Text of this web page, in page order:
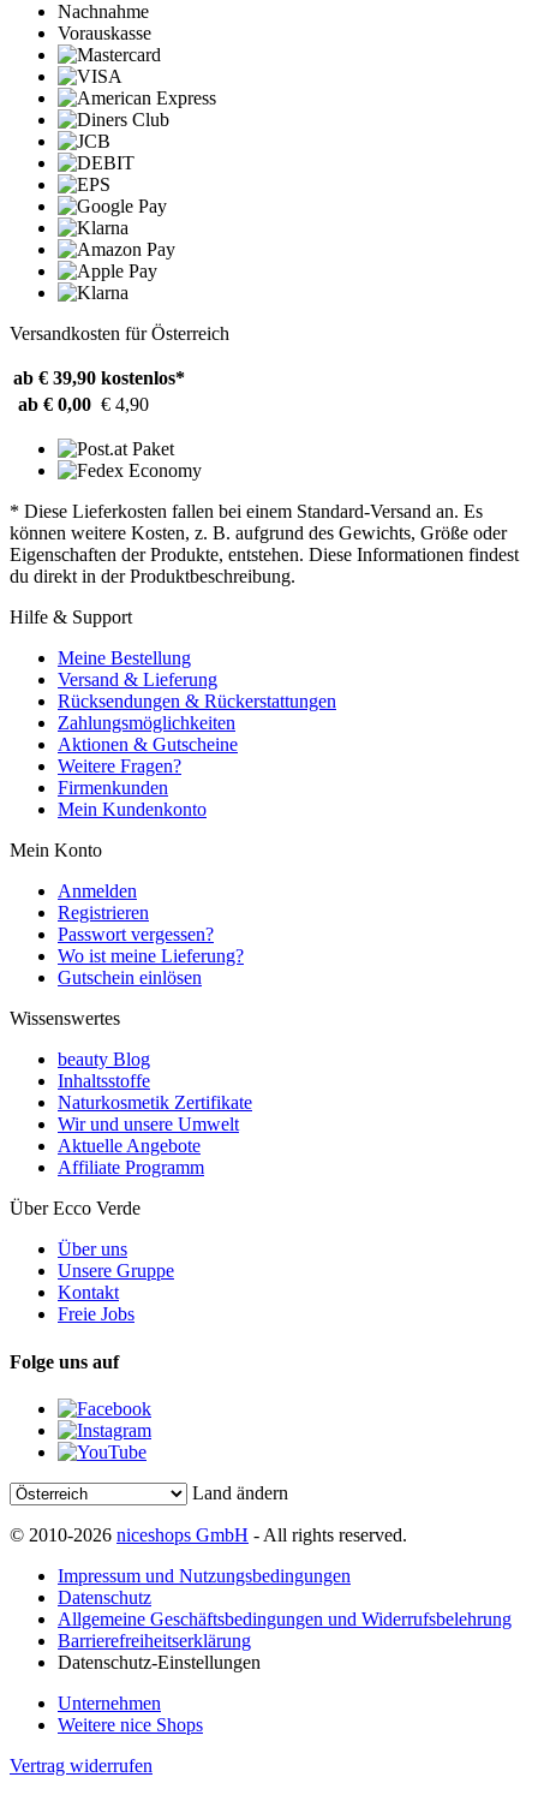
Nachnahme
Vorauskasse
Versandkosten für Österreich
ab € 39,90 kostenlos*
ab € 0,00 € 4,90
* Diese Lieferkosten fallen bei einem Standard-Versand an. Es
können weitere Kosten, z. B. aufgrund des Gewichts, Größe oder
Eigenschaften der Produkte, entstehen. Diese Informationen findest
du direkt in der Produktbeschreibung.
Hilfe & Support
Meine Bestellung
Versand & Lieferung
Rücksendungen & Rückerstattungen
Zahlungsmöglichkeiten
Aktionen & Gutscheine
Weitere Fragen?
Firmenkunden
Mein Kundenkonto
Mein Konto
Anmelden
Registrieren
Passwort vergessen?
Wo ist meine Lieferung?
Gutschein einlösen
Wissenswertes
beauty Blog
Inhaltsstoffe
Naturkosmetik Zertifikate
Wir und unsere Umwelt
Aktuelle Angebote
Affiliate Programm
Über Ecco Verde
Über uns
Unsere Gruppe
Kontakt
Freie Jobs
Folge uns auf
Land ändern
© 2010-2026 niceshops GmbH - All rights reserved.
Impressum und Nutzungsbedingungen
Datenschutz
Allgemeine Geschäftsbedingungen und Widerrufsbelehrung
Barrierefreiheitserklärung
Datenschutz-Einstellungen
Unternehmen
Weitere nice Shops
Vertrag widerrufen